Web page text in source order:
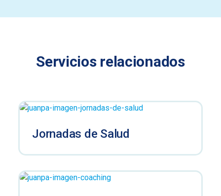
Servicios relacionados
Jornadas de Salud